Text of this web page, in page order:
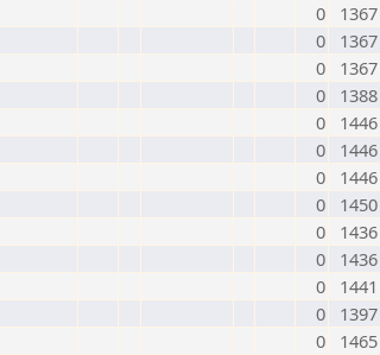
0
1367
0
1367
0
1367
0
1388
0
1446
0
1446
0
1446
0
1450
0
1436
0
1436
0
1441
0
1397
0
1465